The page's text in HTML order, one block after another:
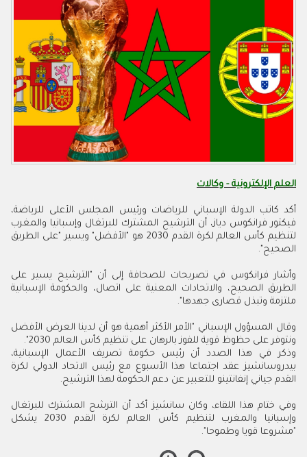
العلم الإلكترونية - وكالات
أكد كاتب الدولة الإسباني للرياضات ورئيس المجلس الأعلى للرياضة،
فيكتور فرانكوس دياز، أن الترشيح المشترك للبرتغال وإسبانيا والمغرب
لتنظيم كأس العالم لكرة القدم 2030 هو "الأفضل" ويسير "على الطريق
الصحيح".
وأشار فرانكوس في تصريحات للصحافة إلى أن "الترشيح يسير على
الطريق الصحيح، والاتحادات المعنية على اتصال، والحكومة الإسبانية
ملتزمة وتبذل قصارى جهدها".
وقال المسؤول الإسباني "الأمر الأكثر أهمية هو أن لدينا العرض الأفضل
ونتوفر على حظوظ قوية للفوز بالرهان على تنظيم كأس العالم 2030".
وذكر في هذا الصدد أن رئيس حكومة تصريف الأعمال الإسبانية،
بيدروسانشيز عقد اجتماعا هذا الأسبوع مع رئيس الاتحاد الدولي لكرة
القدم جياني إنفانتينو للتعبير عن دعم الحكومة لهذا الترشيح.
وفي ختام هذا اللقاء، وكان سانشيز أكد أن الترشح المشترك للبرتغال
وإسبانيا والمغرب لتنظيم كأس العالم لكرة القدم 2030 يشكل
"مشروعا قويا وطموحا".